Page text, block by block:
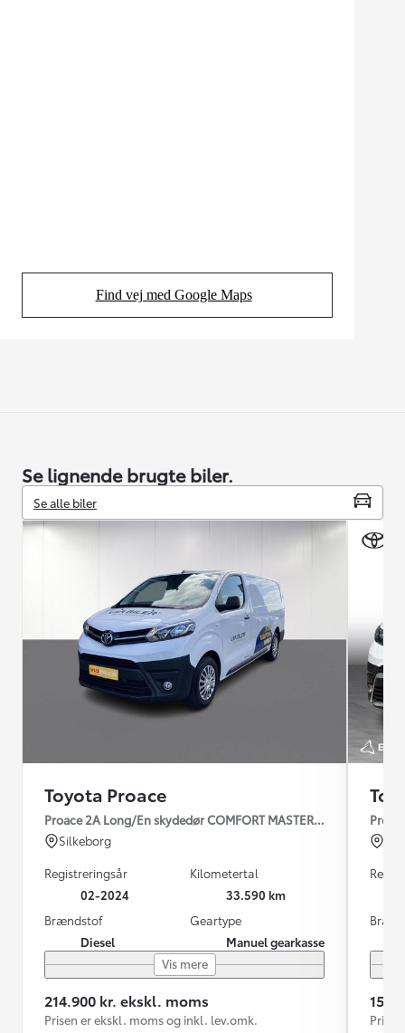
Find vej med Google Maps
(Opens in new tab)
Se lignende brugte biler.
Se alle biler
Toyota Proace
Proace 2A Long/En skydedør COMFORT MASTER 2.0 diesel
Silkeborg
Registreringsår
02-2024
Kilometertal
33.590 km
Brændstof
Diesel
Geartype
Manuel gearkasse
Vis mere
214.900 kr. ekskl. moms
Prisen er ekskl. moms og inkl. lev.omk.